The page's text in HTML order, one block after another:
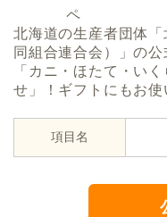
ペ
北海道の生産者団体
同組合連合会）」の公
「カニ・ほたて・い
せ」！ギフトにもお使
項目名